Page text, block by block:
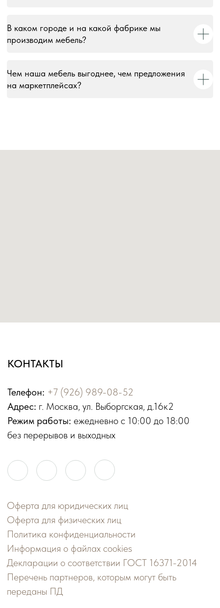
В каком городе и на какой фабрике мы
производим мебель?
Чем наша мебель выгоднее, чем предложения
на маркетплейсах?
прямо указанных в условиях публичной оферты.